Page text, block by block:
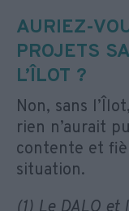
AURIEZ-
PROJETS
L’ÎLOT ?
Non, sans
rien n’aurait
contente et
situation.